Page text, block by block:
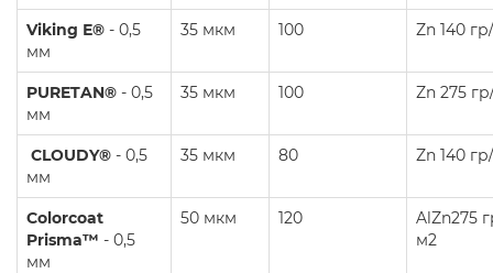
Viking Е® - 0,5
мм
35 мкм 100 Zn 140
PURETAN® - 0,5
мм
35 мкм 100 Zn 275
CLOUDY® - 0,5
мм
35 мкм 80 Zn 140
Colorcoat
Prisma™ - 0,5
мм
50 мкм 120
AlZn275
м2